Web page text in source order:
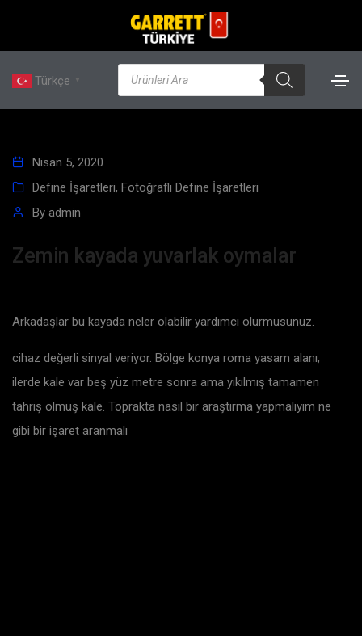
Türkçe ▼
Nisan 5, 2020
Define İşaretleri, Fotoğraflı Define İşaretleri
By admin
Zemin kayada yuvarlak oymalar
Arkadaşlar bu kayada neler olabilir yardımcı olurmusunuz.
cihaz değerli sinyal veriyor. Bölge konya roma yasam alanı,
ilerde kale var beş yüz metre sonra ama yıkılmış tamamen
tahriş olmuş kale. Toprakta nasıl bir araştırma yapmalıyım ne
gibi bir işaret aranmalı